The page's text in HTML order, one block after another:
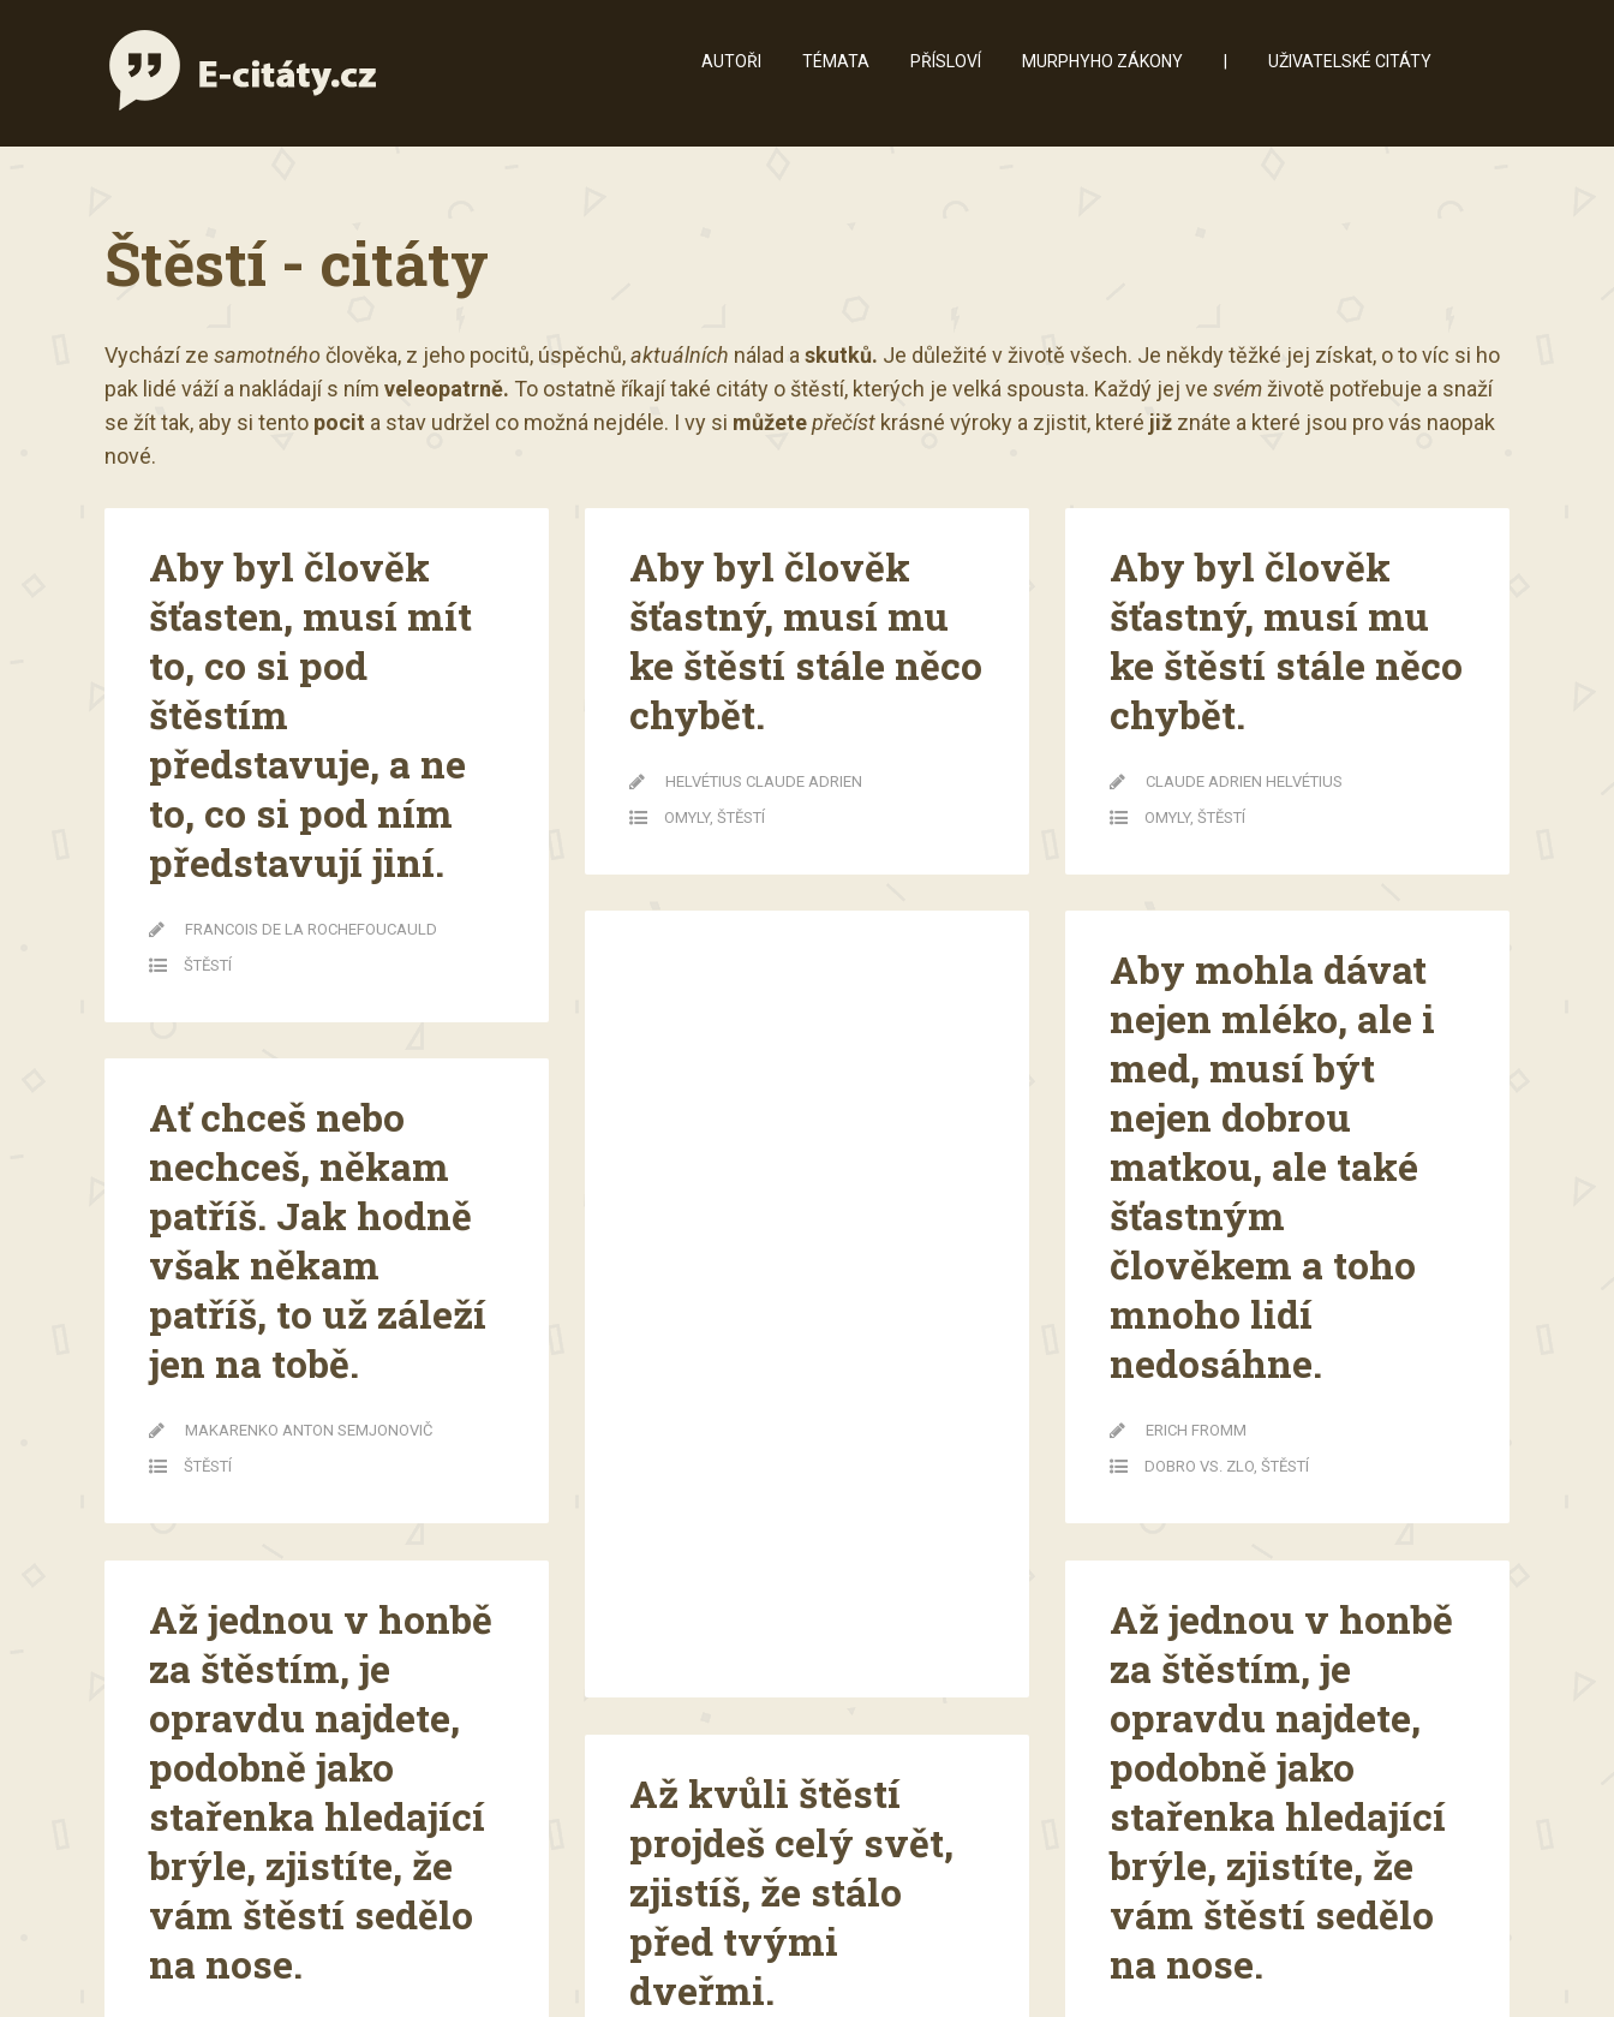
AUTOŘI TÉMATA PŘÍSLOVÍ MURPHYHO ZÁKONY UŽIVATELSKÉ CITÁTY
Štěstí - citáty
Vychází ze samotného člověka, z jeho pocitů, úspěchů,aktuálních nálad a skutků. Je důležité v životě všech. Je někdy těžké jej získat, o to víc si ho
pak lidé váží a nakládají s ním veleopatrně. To ostatně říkají také citáty o štěstí, kterých je velká spousta. Každý jej ve svém životě potřebuje a snaží
se žít tak, aby si tento pocit a stav udržel co možná nejdéle. I vy si můžetepřečíst krásné výroky a zjistit, které již znáte a které jsou pro vás naopak
nové.
Aby byl člověk
šťasten, musí mít
to, co si pod
štěstím
představuje, a ne
to, co si pod ním
představují jiní.
FRANCOIS DE LA ROCHEFOUCAULD
ŠTĚSTÍ
Aby byl člověk
šťastný, musí mu
ke štěstí stále něco
chybět.
HELVÉTIUS CLAUDE ADRIEN
OMYLY, ŠTĚSTÍ
Aby byl člověk
šťastný, musí mu
ke štěstí stále něco
chybět.
CLAUDE ADRIEN HELVÉTIUS
OMYLY, ŠTĚSTÍ
Aby mohla dávat
nejen mléko, ale i
med, musí být
nejen dobrou
matkou, ale také
šťastným
člověkem a toho
mnoho lidí
nedosáhne.
ERICH FROMM
DOBRO VS. ZLO ŠTĚSTÍ
Ať chceš nebo
nechceš, někam
patříš. Jak hodně
však někam
patříš, to už záleží
jen na tobě.
MAKARENKO ANTON SEMJONOVIČ
ŠTĚSTÍ
Až jednou v honbě
za štěstím, je
opravdu najdete,
podobně jako
stařenka hledající
brýle, zjistíte, že
vám štěstí sedělo
na nose.
Až jednou v honbě
za štěstím, je
opravdu najdete,
podobně jako
stařenka hledající
brýle, zjistíte, že
vám štěstí sedělo
na nose.
Až kvůli štěstí
projdeš celý svět,
zjistíš, že stálo
před tvými
dveřmi.